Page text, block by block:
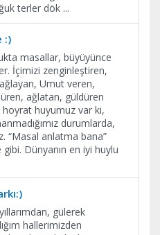
terler dök ...
:)
masallar, büyüyünce
İçimizi zenginleştiren,
Umut veren,
ağlatan, güldüren
hoyrat huyumuz var ki,
durumlarda,
“Masal anlatma bana”
Dünyanın en iyi huylu
gülerek
hallerimizden